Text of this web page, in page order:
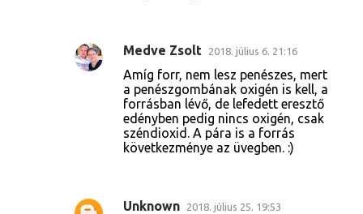
Medve Zsolt 2018. július 6. 21:16
Amíg forr, nem lesz penészes, mert
a penészgombának oxigén is kell, a
forrásban lévő, de lefedett eresztő
edényben pedig nincs oxigén, csak
széndioxid. A pára is a forrás
következménye az üvegben. :)
Unknown 2018. július 25. 19:53